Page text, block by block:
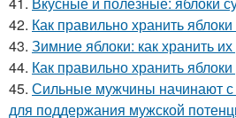
42. Как правильно хранить
43. Зимние яблоки: как хранить
44. Как правильно хранить
45. Сильные мужчины начинают с
для поддержания мужской